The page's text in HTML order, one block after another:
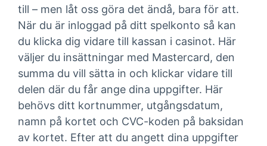
till – men låt oss göra det ändå, bara för att.
När du är inloggad på ditt spelkonto så kan
du klicka dig vidare till kassan i casinot. Här
väljer du insättningar med Mastercard, den
summa du vill sätta in och klickar vidare till
delen där du får ange dina uppgifter. Här
behövs ditt kortnummer, utgångsdatum,
namn på kortet och CVC-koden på baksidan
av kortet. Efter att du angett dina uppgifter